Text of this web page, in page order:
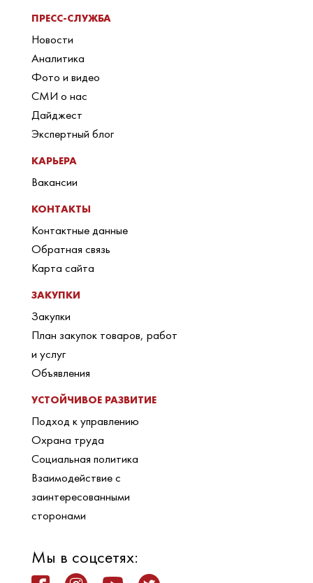
ПРЕСС-СЛУЖБА
Новости
Аналитика
Фото и видео
СМИ о нас
Дайджест
Экспертный блог
КАРЬЕРА
Вакансии
КОНТАКТЫ
Контактные данные
Обратная связь
Карта сайта
ЗАКУПКИ
Закупки
План закупок товаров, работ
и услуг
Объявления
УСТОЙЧИВОЕ РАЗВИТИЕ
Подход к управлению
Охрана труда
Социальная политика
Взаимодействие с
заинтересованными
сторонами
Мы в соцсетях: